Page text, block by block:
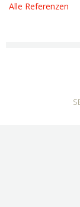
Alle Referenzen